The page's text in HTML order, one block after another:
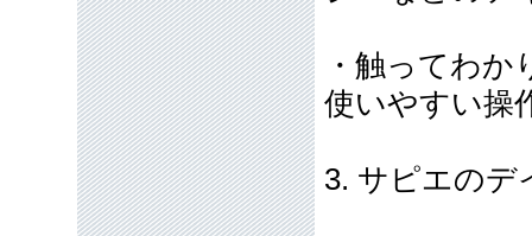
・触ってわ
使いやすい操
3. サピエのデ